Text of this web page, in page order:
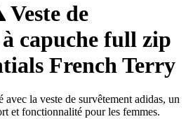
Veste de
capuche full zip
French Terry
la veste de survêtement adidas, un
et fonctionnalité pour les femmes.